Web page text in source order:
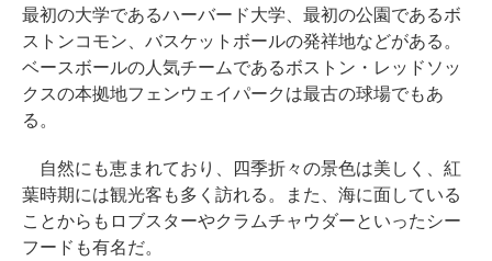
最初の大学であるハーバード大学、最初の公園であるボ
ストンコモン、バスケットボールの発祥地などがある。
ベースボールの人気チームであるボストン・レッドソッ
クスの本拠地フェンウェイパークは最古の球場でもあ
る。
自然にも恵まれており、四季折々の景色は美しく、紅
葉時期には観光客も多く訪れる。また、海に面している
ことからもロブスターやクラムチャウダーといったシー
フードも有名だ。